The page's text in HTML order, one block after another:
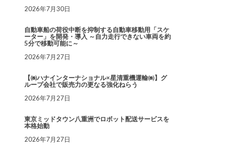
2026年7月30日
自動車船の荷役中断を抑制する自動車移動用「スケ
ーター」を開発・導入 ～自力走行できない車両を約
5分で移動可能に～
2026年7月27日
【㈱ハナインターナショナル×星清重機運輸㈱】グ
ループ会社で販売力の更なる強化ねらう
2026年7月27日
東京ミッドタウン八重洲でロボット配送サービスを
本格始動
2026年7月27日